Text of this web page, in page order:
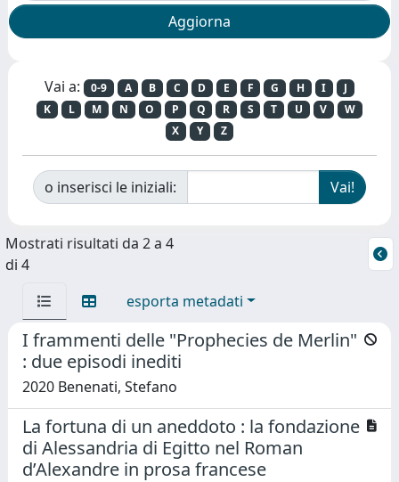
Vai a: 0-9 A B C D E F G H I
J
K
L M N O P Q R S T U V
W
X
Y Z
o inserisci le iniziali:
Mostrati risultati da 2 a 4
di 4
esporta metadati
I frammenti delle "Prophecies de Merlin"
: due episodi inediti
2020 Benenati, Stefano
La fortuna di un aneddoto : la fondazione
di Alessandria di Egitto nel Roman
d’Alexandre in prosa francese